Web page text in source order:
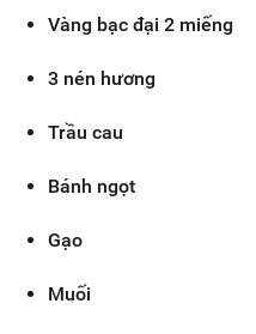
Vàng bạc đại 2 miếng
3 nén hương
Trầu cau
Bánh ngọt
Gạo
Muối